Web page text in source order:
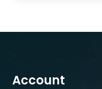
Account